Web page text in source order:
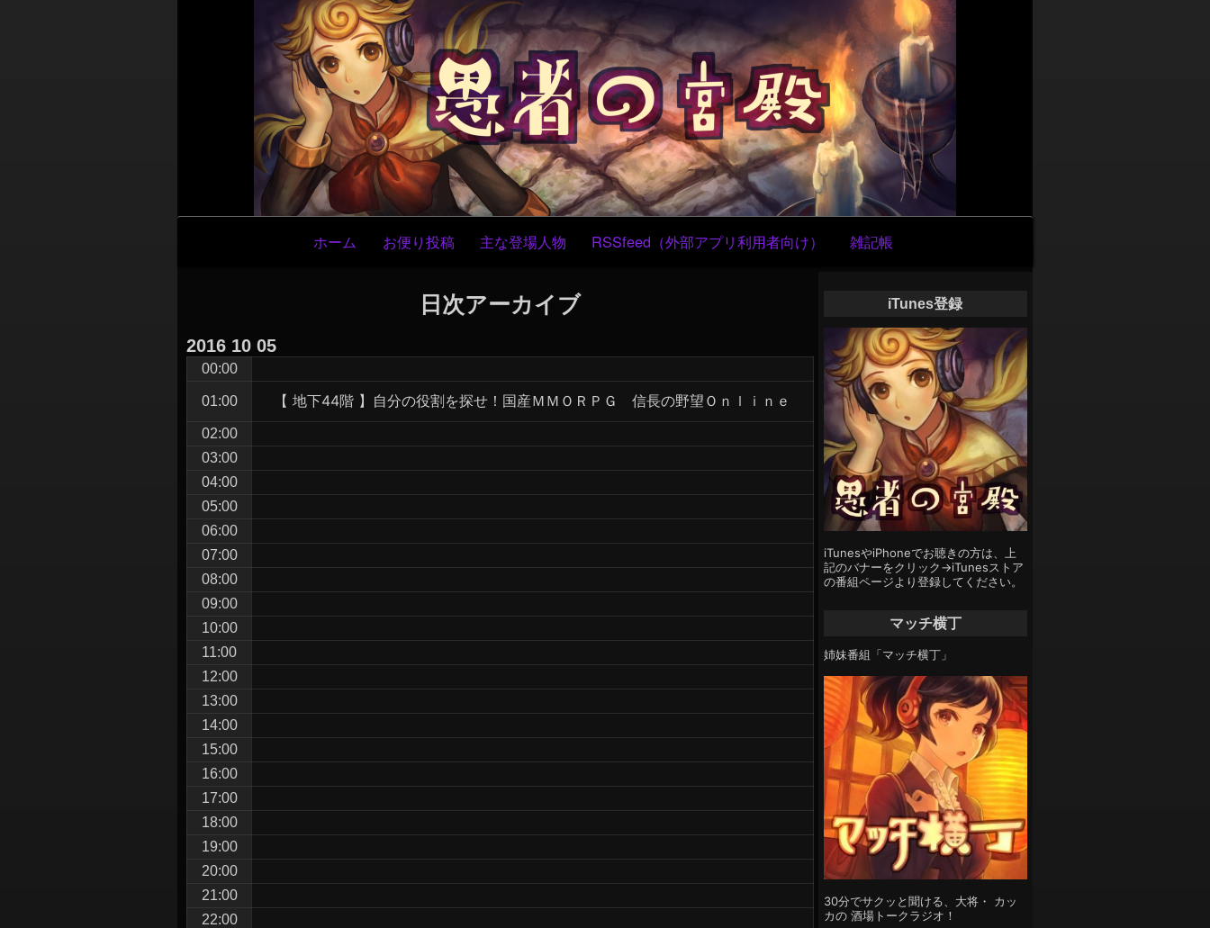
ン
テ
ン
ツ
へ
ス
キ
ッ
プ
to
CUSTOM_HTML-
4
to
CUSTOM_HTML-
3
to
RECENT-
POSTS-
2
to
TEXT-
5
to
BLOCK-
4
to
BLOCK-
5
to
BLOCK-
3
to
TEXT-
3
to
TEXT-
9
to
BLOCK-
7
ビ
ゲ
ホーム お便り投稿 主な登場人物 RSSfeed（外部アプリ利用者向け） 雑記帳
日次アーカイブ
2016 10 05
00:00
01:00 【 地下44階 】自分の役割を探せ！国産ＭＭＯＲＰＧ 信長の野望Ｏｎｌｉｎｅ
02:00
03:00
04:00
05:00
06:00
07:00
08:00
09:00
10:00
11:00
12:00
13:00
14:00
15:00
16:00
17:00
18:00
19:00
20:00
21:00
22:00
iTunes登録
iTunesやiPhoneでお聴きの方は、上
記のバナーをクリック→iTunesストア
の番組ページより登録してください。
マッチ横丁
姉妹番組「マッチ横丁」
30分でサクッと聞ける、大将・ カッ
カの 酒場トークラジオ！